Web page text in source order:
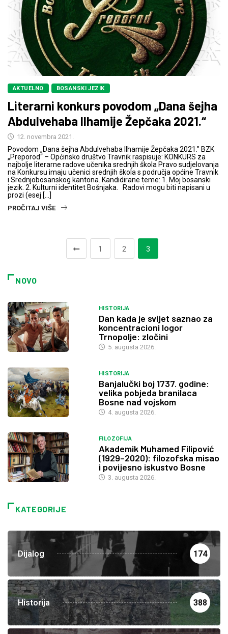
AKTUELNO BOSANSKI JEZIK
Literarni konkurs povodom „Dana šejha
Abdulvehaba Ilhamije Žepčaka 2021.“
12. novembra 2021.
Povodom „Dana šejha Abdulvehaba Ilhamije Žepčaka 2021.” BZK
„Preporod“ – Općinsko društvo Travnik raspisuje: KONKURS za
najbolje literarne radove učenika srednjih škola Pravo sudjelovanja
na Konkursu imaju učenici srednjih škola s područja općine Travnik
i Srednjobosanskog kantona. Kandidirane teme: 1. Moj bosanski
jezik. 2. Kulturni identitet Bošnjaka. Radovi mogu biti napisani u
prozi (esej […]
PROČITAJ VIŠE
1 2 3
NOVO
HISTORIJA
Dan kada je svijet saznao za
koncentracioni logor
Trnopolje: zločini
5. augusta 2026.
HISTORIJA
Banjalučki boj 1737. godine:
velika pobjeda branilaca
Bosne nad vojskom
4. augusta 2026.
FILOZOFIJA
Akademik Muhamed Filipović
(1929–2020): filozofska misao
i povijesno iskustvo Bosne
3. augusta 2026.
KATEGORIJE
Dijalog 174
Historija 388